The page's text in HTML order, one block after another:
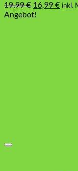
19,99€
Preis
16,99 € inkl.
Angebot!